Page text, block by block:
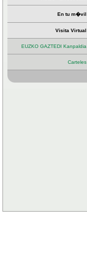
En tu m�vil
Visita Virtual
EUZKO GAZTEDI Kanpaldia
Carteles